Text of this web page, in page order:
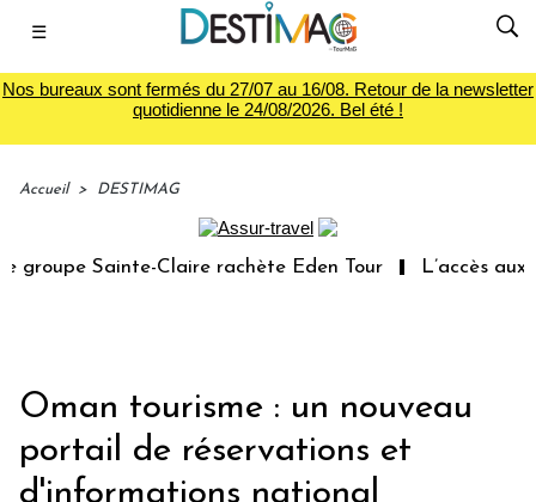
☰
Nos bureaux sont fermés du 27/07 au 16/08. Retour de la newsletter
quotidienne le 24/08/2026. Bel été !
Accueil > DESTIMAG
Sainte-Claire rachète Eden Tour L’accès aux
Oman tourisme : un nouveau
portail de réservations et
d'informations national